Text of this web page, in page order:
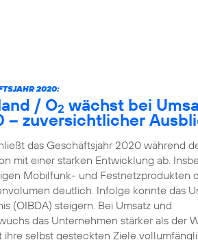
2020:
/ O2 wächst bei
– zuversichtlicher
das Geschäftsjahr 2020 während
mit einer starken Entwicklung ab.
Mobilfunk- und Festnetzprodukten
deutlich. Infolge konnte das
(OIBDA) steigern. Bei Umsatz und
das Unternehmen stärker als der
ihre selbst gesteckten Ziele